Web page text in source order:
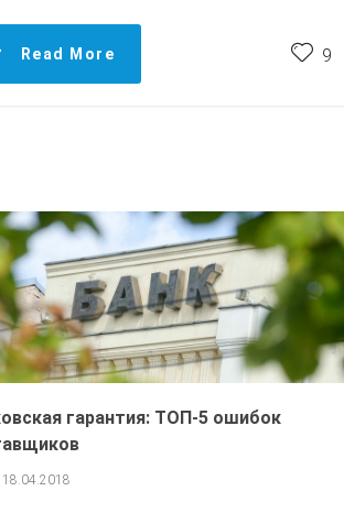
Read More 9
гарантия: ТОП-5 ошибок
18.04.2018